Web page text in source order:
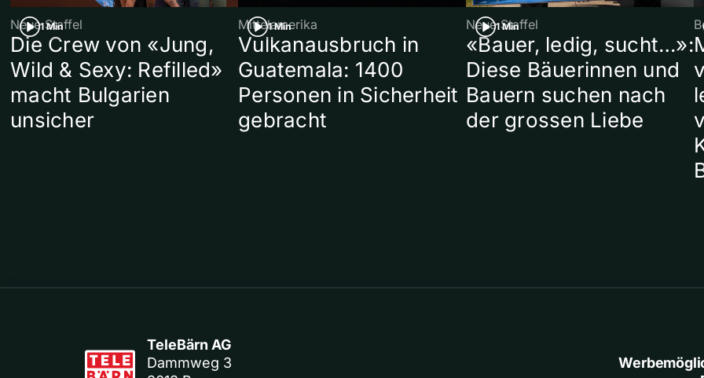
1 Min
Neue Staffel
Die Crew von «Jung,
Wild & Sexy: Refilled»
macht Bulgarien
unsicher
1 Min
Mittelamerika
Vulkanausbruch in
Guatemala: 1400
Personen in Sicherheit
gebracht
1 Min
Neue Staffel
«Bauer, ledig, sucht…»:
Diese Bäuerinnen und
Bauern suchen nach
der grossen Liebe
TeleBärn AG
Dammweg 3